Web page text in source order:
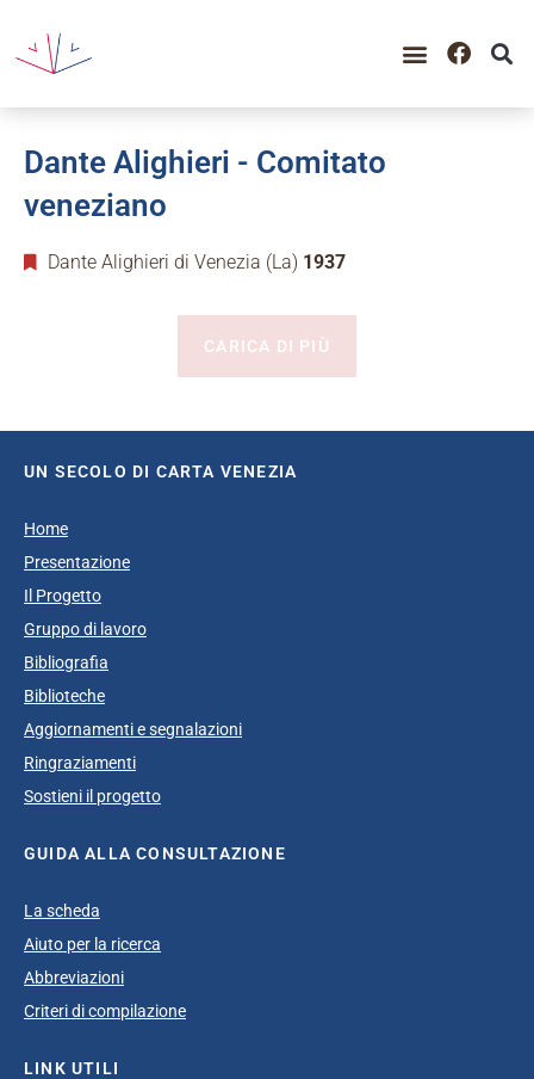
Dante Alighieri - Comitato
veneziano
Dante Alighieri di Venezia (La) 1937
CARICA DI PIÙ
UN SECOLO DI CARTA VENEZIA
Home
Presentazione
Il Progetto
Gruppo di lavoro
Bibliografia
Biblioteche
Aggiornamenti e segnalazioni
Ringraziamenti
Sostieni il progetto
GUIDA ALLA CONSULTAZIONE
La scheda
Aiuto per la ricerca
Abbreviazioni
Criteri di compilazione
LINK UTILI